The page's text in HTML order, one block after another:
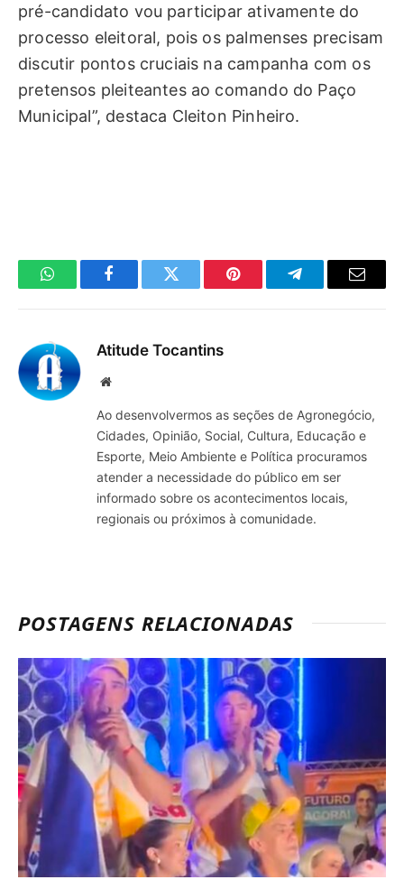
pré-candidato vou participar ativamente do
processo eleitoral, pois os palmenses precisam
discutir pontos cruciais na campanha com os
pretensos pleiteantes ao comando do Paço
Municipal”, destaca Cleiton Pinheiro.
WhatsAppFacebookTwitter Pinterest TelegramaE-
Atitude Tocantins
Site
Ao desenvolvermos as seções de Agronegócio,
Cidades, Opinião, Social, Cultura, Educação e
Esporte, Meio Ambiente e Política procuramos
atender a necessidade do público em ser
informado sobre os acontecimentos locais,
regionais ou próximos à comunidade.
POSTAGENS RELACIONADAS